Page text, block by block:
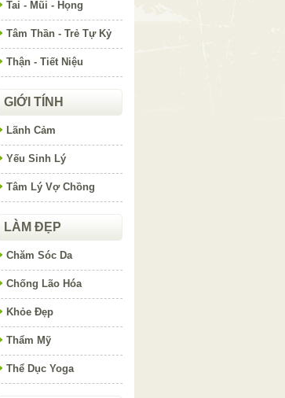
Tai - Mũi - Họng
Tâm Thần - Trẻ Tự Kỷ
Thận - Tiết Niệu
GIỚI TÍNH
Lãnh Cảm
Yếu Sinh Lý
Tâm Lý Vợ Chồng
LÀM ĐẸP
Chăm Sóc Da
Chống Lão Hóa
Khỏe Đẹp
Thẩm Mỹ
Thể Dục Yoga